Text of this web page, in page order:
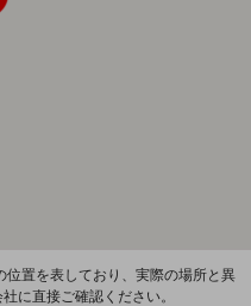
置を表しており、実際の場所と異
に直接ご確認ください。